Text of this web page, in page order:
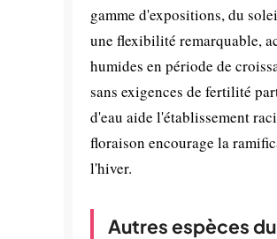
gamme d'expositions, du
une flexibilité remarquable,
humides en période de
sans exigences de fertilité
d'eau aide l'établissement
floraison encourage la
l'hiver.
Autres espèces